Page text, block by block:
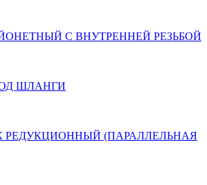
С ВНУТРЕННЕЙ РЕЗЬБОЙ
ШЛАНГИ
РЕДУКЦИОННЫЙ (ПАРАЛЛЕЛЬНАЯ